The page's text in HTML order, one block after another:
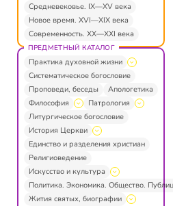
Средневековье. IX—XV века
Новое время. XVI—XIX века
Современность. XX—XXI века
ПРЕДМЕТНЫЙ КАТАЛОГ
Практика духовной жизни
Систематическое богословие
Проповеди, беседы
Апологетика
Философия
Патрология
Литургическое богословие
История Церкви
Единство и разделения христиан
Религиоведение
Искусство и культура
Политика. Экономика. Общество.
Жития святых, биографии